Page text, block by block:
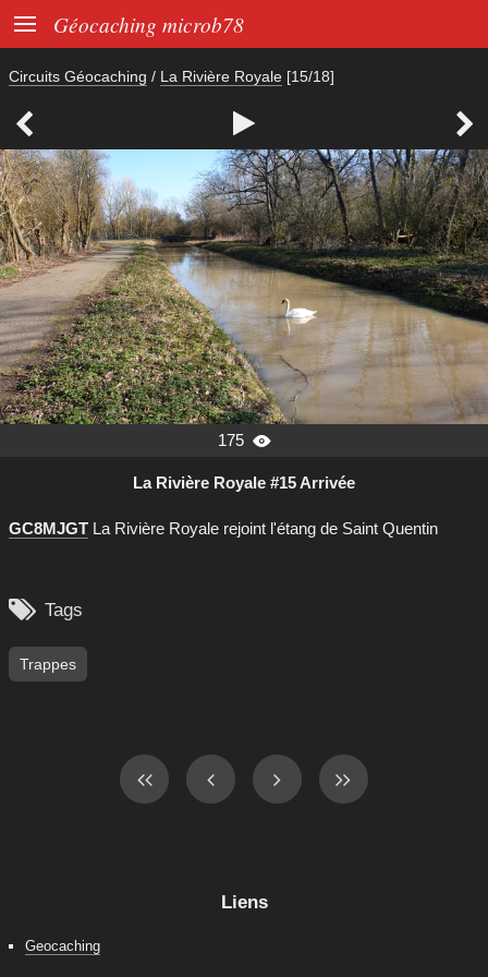
 Géocaching microb78
Circuits Géocaching / La Rivière Royale [15/18]
  
175 
La Rivière Royale #15 Arrivée
GC8MJGT La Rivière Royale rejoint l'étang de Saint Quentin
 Tags
Trappes
Liens
Geocaching